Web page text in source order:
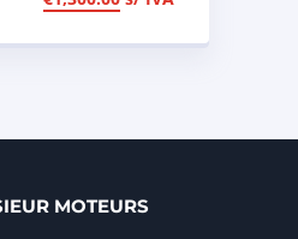
MOTEURS